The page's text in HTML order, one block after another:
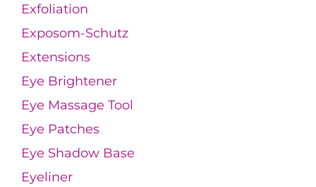
Exfoliation
Exposom-Schutz
Extensions
Eye Brightener
Eye Massage Tool
Eye Patches
Eye Shadow Base
Eyeliner